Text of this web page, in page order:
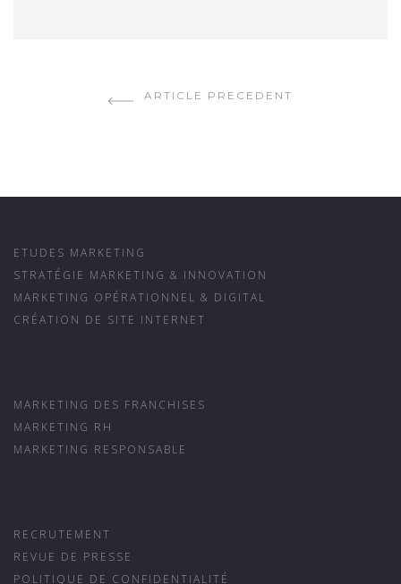
CONTINUER LA LECTURE
ARTICLE PRECEDENT
ETUDES MARKETING
STRATÉGIE MARKETING & INNOVATION
MARKETING OPÉRATIONNEL & DIGITAL
CRÉATION DE SITE INTERNET
MARKETING DES FRANCHISES
MARKETING RH
MARKETING RESPONSABLE
RECRUTEMENT
REVUE DE PRESSE
POLITIQUE DE CONFIDENTIALITÉ